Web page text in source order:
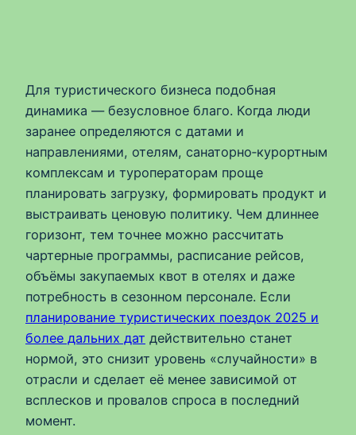
Для туристического бизнеса подобная
динамика — безусловное благо. Когда люди
заранее определяются с датами и
направлениями, отелям, санаторно‑курортным
комплексам и туроператорам проще
планировать загрузку, формировать продукт и
выстраивать ценовую политику. Чем длиннее
горизонт, тем точнее можно рассчитать
чартерные программы, расписание рейсов,
объёмы закупаемых квот в отелях и даже
потребность в сезонном персонале. Если
планирование туристических поездок 2025 и
более дальних дат действительно станет
нормой, это снизит уровень «случайности» в
отрасли и сделает её менее зависимой от
всплесков и провалов спроса в последний
момент.